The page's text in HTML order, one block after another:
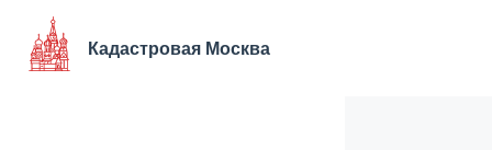
Перейти
содержимому
Кадастровая Москва